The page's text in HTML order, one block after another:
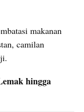
makanan
camilan
hingga